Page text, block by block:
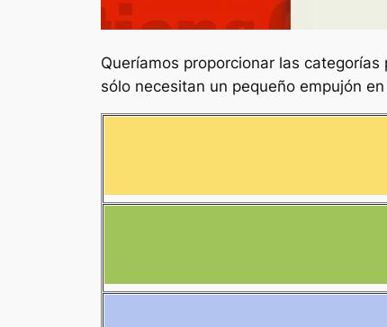
Queríamos proporcionar las categorías
sólo necesitan un pequeño empujón